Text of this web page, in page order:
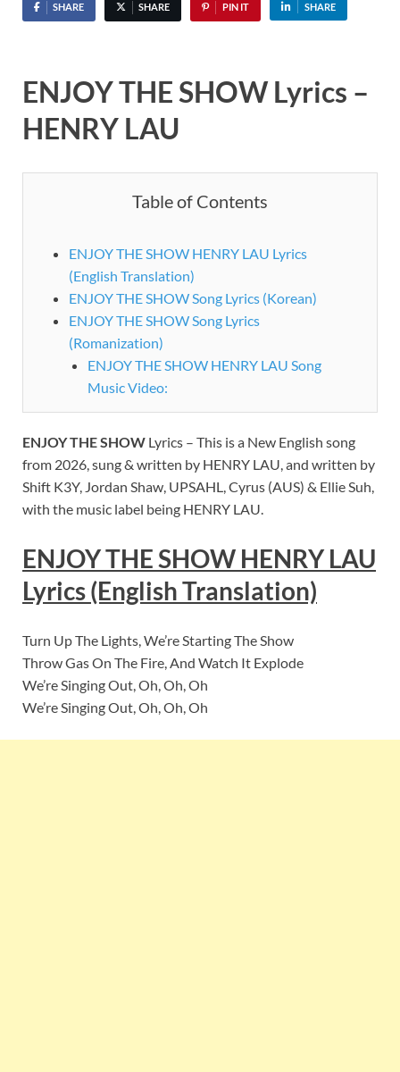
SHARE SHARE PIN IT SHARE
ENJOY THE SHOW Lyrics –
HENRY LAU
Table of Contents
ENJOY THE SHOW HENRY LAU Lyrics
(English Translation)
ENJOY THE SHOW Song Lyrics (Korean)
ENJOY THE SHOW Song Lyrics
(Romanization)
ENJOY THE SHOW HENRY LAU Song
Music Video:
ENJOY THE SHOW Lyrics – This is a New English song
from 2026, sung & written by HENRY LAU, and written by
Shift K3Y, Jordan Shaw, UPSAHL, Cyrus (AUS) & Ellie Suh,
with the music label being HENRY LAU.
ENJOY THE SHOW HENRY LAU
Lyrics (English Translation)
Turn Up The Lights, We’re Starting The Show
Throw Gas On The Fire, And Watch It Explode
We’re Singing Out, Oh, Oh, Oh
We’re Singing Out, Oh, Oh, Oh